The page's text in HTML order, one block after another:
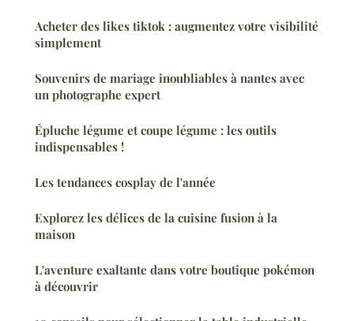
Acheter des likes tiktok : augmentez votre visibilité
simplement
Souvenirs de mariage inoubliables à nantes avec
un photographe expert
Épluche légume et coupe légume : les outils
indispensables !
Les tendances cosplay de l'année
Explorez les délices de la cuisine fusion à la
maison
L'aventure exaltante dans votre boutique pokémon
à découvrir